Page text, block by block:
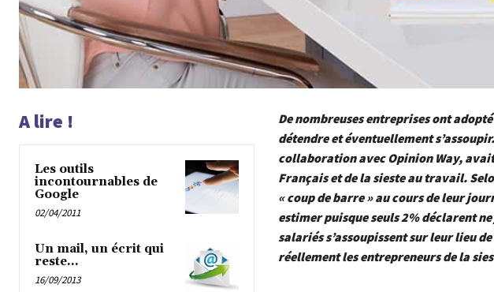
A lire !
Les outils
incontournables de
Google
02/04/2011
Un mail, un écrit qui
reste…
16/09/2013
De nombreuses entreprises ont
détendre et éventuellement
collaboration avec Opinion Way,
Français et de la sieste au travail.
« coup de barre » au cours de leur
estimer puisque seuls 2% déclarent
salariés s’assoupissent sur leur lieu
réellement les entrepreneurs de la